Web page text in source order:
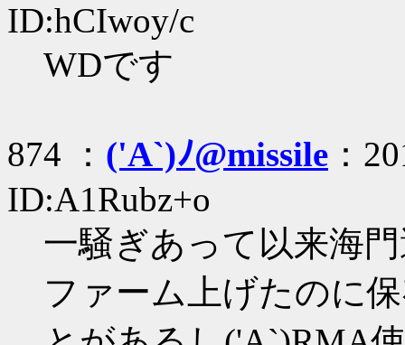
ID:hCIwoy/c
WDです
874 ： ('A`)ﾉ@missile ：
ID:A1Rubz+o
一騒ぎあって以来海
ファーム上げたのに